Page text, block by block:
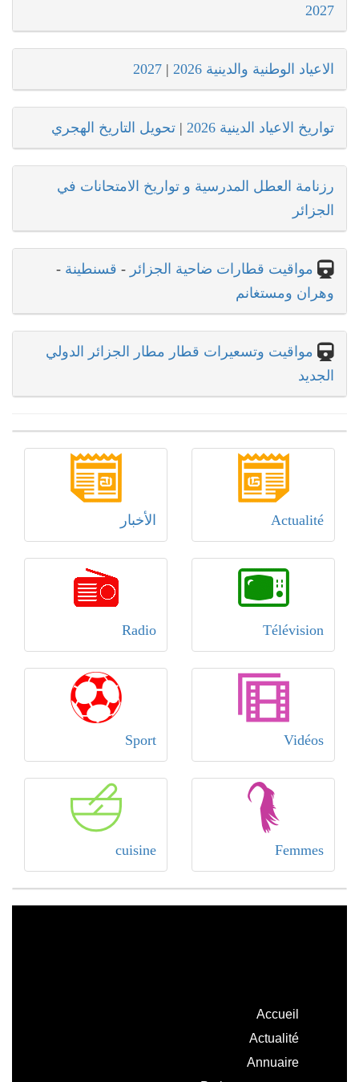
2027
الاعياد الوطنية والدينية 2026 |
2027
تواريخ الاعياد الدينية 2026 | تحويل التاريخ الهجري
رزنامة العطل المدرسية و تواريخ الامتحانات في
الجزائر
مواقيت قطارات ضاحية الجزائر - قسنطينة -
وهران ومستغانم
مواقيت وتسعيرات قطار مطار الجزائر الدولي
الجديد
Actualité الأخبار
Télévision
Radio
Vidéos
Sport
Femmes
cuisine
Accueil
Actualité
Annuaire